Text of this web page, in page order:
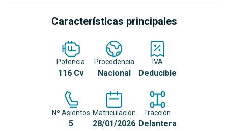
Características principales
Potencia
116 Cv
Procedencia
Nacional
IVA
Deducible
Nº Asientos
5
Matriculación
28/01/2026
Tracción
Delantera